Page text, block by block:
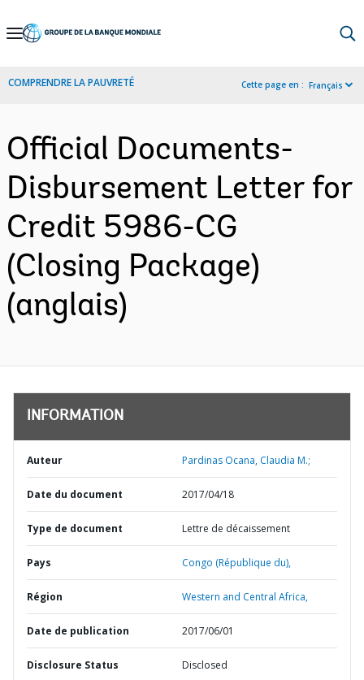
Skip
Navigation
COMPRENDRE LA PAUVRETÉ Cette page en : Français
Official Documents-
Disbursement Letter for
Credit 5986-CG
(Closing Package)
(anglais)
INFORMATION
Auteur Pardinas Ocana, Claudia M.;
Date du document 2017/04/18
Type de document Lettre de décaissement
Pays Congo (République du),
Région Western and Central Africa,
Date de publication 2017/06/01
Disclosure Status Disclosed